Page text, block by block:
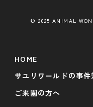
© 2025 ANIMAL
HOME
サユリワールドの事件
ご来園の方へ